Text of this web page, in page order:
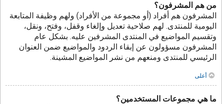
من هم المشرفون؟
المشرفون هم أفراد (أو مجموعة من الأفراد) ولهم وظيفة المتابعة
اليومية للمنتدى. لهم صلاحية تعديل وإلغاء وقفل، وفتح، ونقل،
وتقسيم المواضيع في المنتدى المشرفين عليه. بشكل عام
المشرفون مسؤولون عن إبقاء الردود والمواضيع ضمن العنوان
الرئيسي للمنتدى ومنعهم من نشر المواضيع المشينة.
أعلى
ما هي مجموعات المستخدمين؟